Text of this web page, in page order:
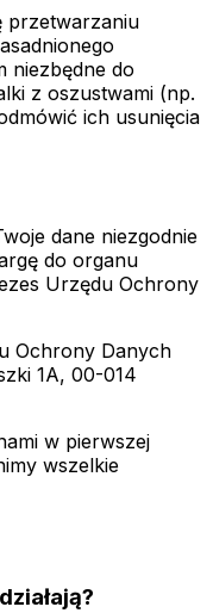
przetwarzaniu
niezbędne do
z oszustwami (np.
ich usunięcia
dane niezgodnie
do organu
Urzędu Ochrony
Ochrony Danych
1A, 00-014
w pierwszej
wszelkie